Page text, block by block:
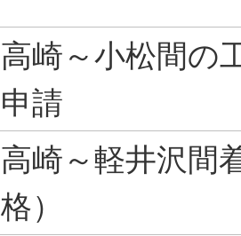
高崎～小松間の
申請
高崎～軽井沢間
格）